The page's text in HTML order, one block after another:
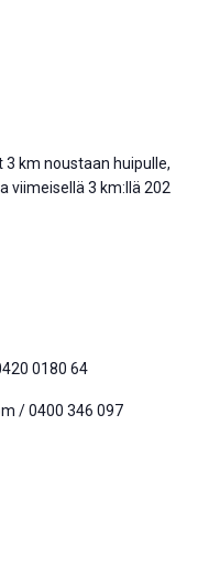
km noustaan huipulle,
viimeisellä 3 km:llä 202
0180 64
/ 0400 346 097